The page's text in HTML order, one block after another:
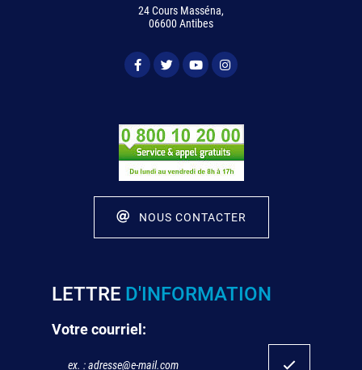
24 Cours Masséna,
06600 Antibes
NOUS CONTACTER
LETTRE D'INFORMATION
Votre courriel: